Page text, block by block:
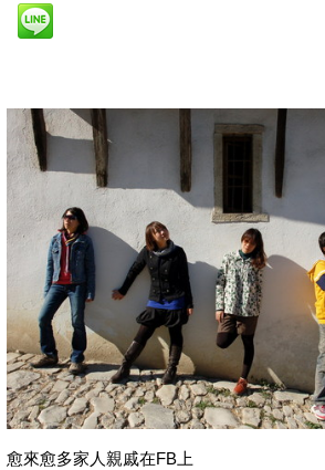
愈來愈多家人親戚在FB上